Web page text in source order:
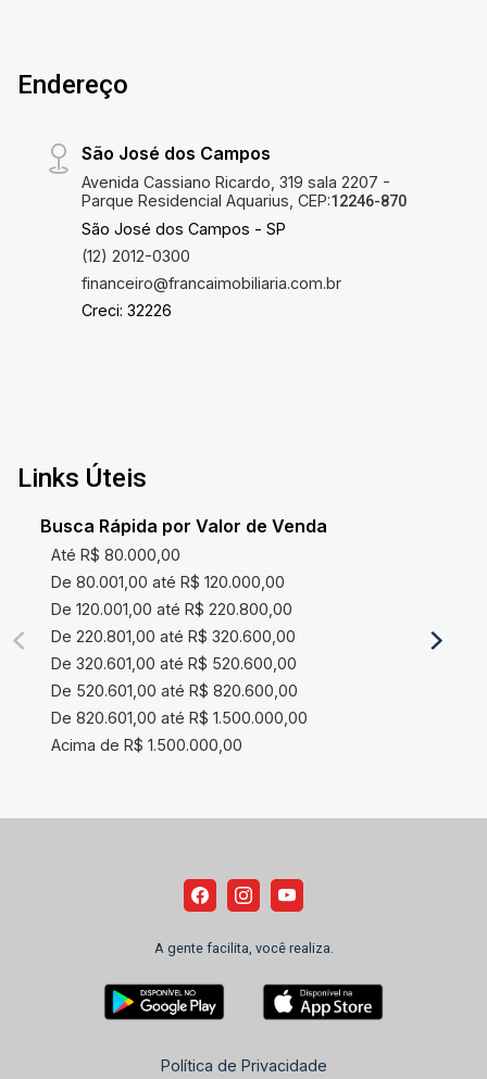
Endereço
São José dos Campos
Avenida Cassiano Ricardo, 319 sala 2207 -
Parque Residencial Aquarius, CEP:12246-870
São José dos Campos - SP
(12) 2012-0300
financeiro@francaimobiliaria.com.br
Creci: 32226
Links Úteis
Busca Rápida por Valor de Venda
Até R$ 80.000,00
De 80.001,00 até R$ 120.000,00
De 120.001,00 até R$ 220.800,00
De 220.801,00 até R$ 320.600,00
De 320.601,00 até R$ 520.600,00
De 520.601,00 até R$ 820.600,00
De 820.601,00 até R$ 1.500.000,00
Acima de R$ 1.500.000,00
A gente facilita, você realiza.
Política de Privacidade